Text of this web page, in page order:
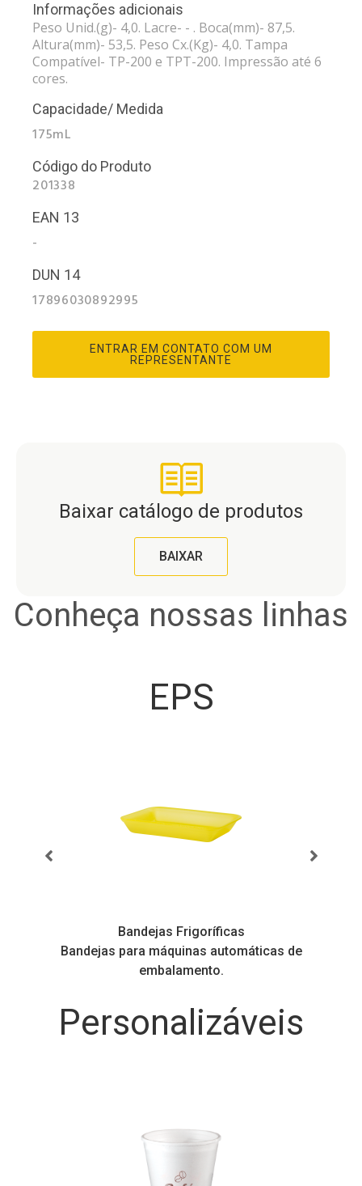
Informações adicionais
Peso Unid.(g)- 4,0. Lacre- - . Boca(mm)- 87,5.
Altura(mm)- 53,5. Peso Cx.(Kg)- 4,0. Tampa
Compatível- TP-200 e TPT-200. Impressão até 6
cores.
Capacidade/ Medida
175mL
Código do Produto
201338
EAN 13
-
DUN 14
17896030892995
ENTRAR EM CONTATO COM UM
REPRESENTANTE
Baixar catálogo de produtos
BAIXAR
Conheça nossas linhas
EPS
Bandejas Frigoríficas
Bandejas para máquinas automáticas de
embalamento.
Personalizáveis